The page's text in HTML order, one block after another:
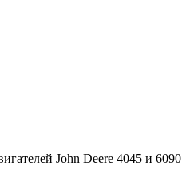
John Deere 4045 и 6090